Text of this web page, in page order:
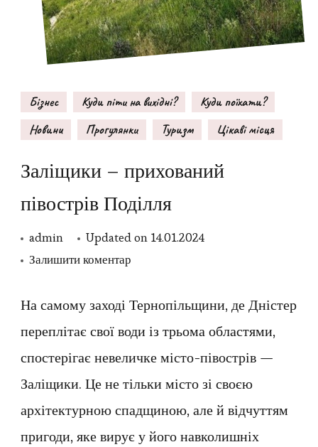
Бізнес Куди піти на вихідні?
Куди поїхати?
Новини
Прогулянки Туризм Цікаві місця
Заліщики – прихований
півострів Поділля
admin Updated on 14.01.2024
Залишити коментар
–
прихований
На самому заході Тернопільщини, де Дністер
переплітає свої води із трьома областями,
спостерігає невеличке місто-півострів —
Заліщики. Це не тільки місто зі своєю
архітектурною спадщиною, але й відчуттям
пригоди, яке вирує у його навколишніх